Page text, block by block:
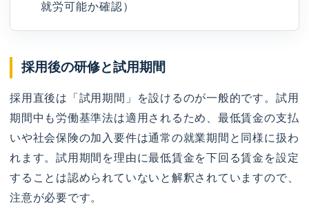
就労可能か確認）
採用後の研修と試用期間
採用直後は「試用期間」を設けるのが一般的です。試用
期間中も労働基準法は適用されるため、最低賃金の支払
いや社会保険の加入要件は通常の就業期間と同様に扱わ
れます。試用期間を理由に最低賃金を下回る賃金を設定
することは認められていないと解釈されていますので、
注意が必要です。